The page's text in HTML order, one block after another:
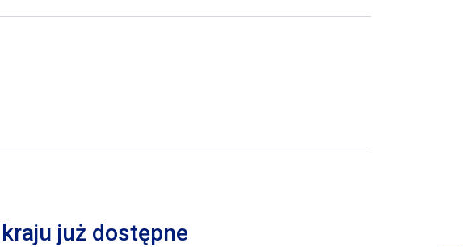
już dostępne